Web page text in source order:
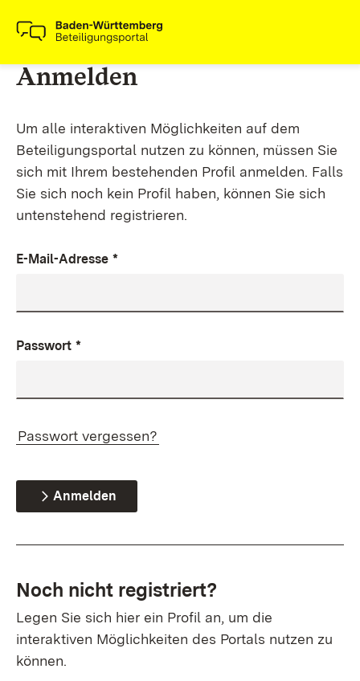
Anmelden
Um alle interaktiven Möglichkeiten auf dem
Beteiligungsportal nutzen zu können, müssen Sie
sich mit Ihrem bestehenden Profil anmelden. Falls
Sie sich noch kein Profil haben, können Sie sich
untenstehend registrieren.
E-Mail-Adresse *
Passwort *
Passwort vergessen?
Anmelden
Noch nicht registriert?
Legen Sie sich hier ein Profil an, um die
interaktiven Möglichkeiten des Portals nutzen zu
können.